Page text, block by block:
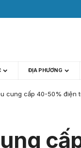
ĐỊA PHƯƠNG
cung cấp 40-50% điện